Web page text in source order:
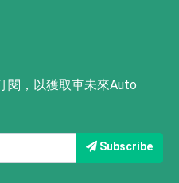
閱，以獲取車未來Auto
Subscribe